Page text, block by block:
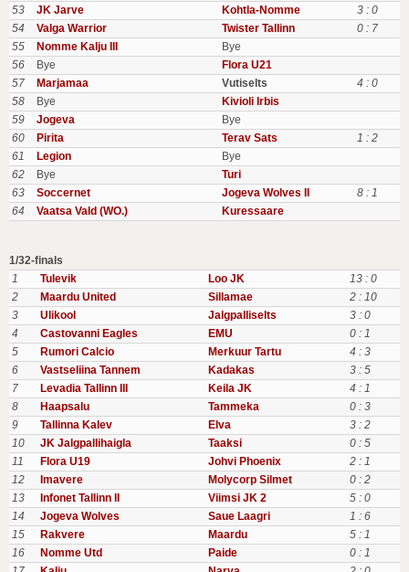
53
JK Jarve Kohtla-Nomme
3 : 0
54
Valga Warrior Twister Tallinn
0 : 7
55
Nomme Kalju III
Bye
56
Bye
Flora U21
57
Marjamaa Vutiselts
4 : 0
58
Bye
Kivioli Irbis
59
Jogeva
Bye
60
Pirita Terav Sats
1 : 2
61
Legion
Bye
62
Bye
Turi
63
Soccernet Jogeva Wolves II
8 : 1
64
Vaatsa Vald (WO.) Kuressaare
1/32-finals
1
Tulevik Loo JK
13 : 0
2
Maardu United Sillamae
2 : 10
3
Ulikool Jalgpalliselts
3 : 0
4
Castovanni Eagles EMU
0 : 1
5
Rumori Calcio Merkuur Tartu
4 : 3
6
Vastseliina Tannem Kadakas
3 : 5
7
Levadia Tallinn III Keila JK
4 : 1
8
Haapsalu Tammeka
0 : 3
9
Tallinna Kalev Elva
3 : 2
10
JK Jalgpallihaigla Taaksi
0 : 5
11
Flora U19 Johvi Phoenix
2 : 1
12
Imavere Molycorp Silmet
0 : 2
13
Infonet Tallinn II Viimsi JK 2
5 : 0
14
Jogeva Wolves Saue Laagri
1 : 6
15
Rakvere Maardu
5 : 1
16
Nomme Utd Paide
0 : 1